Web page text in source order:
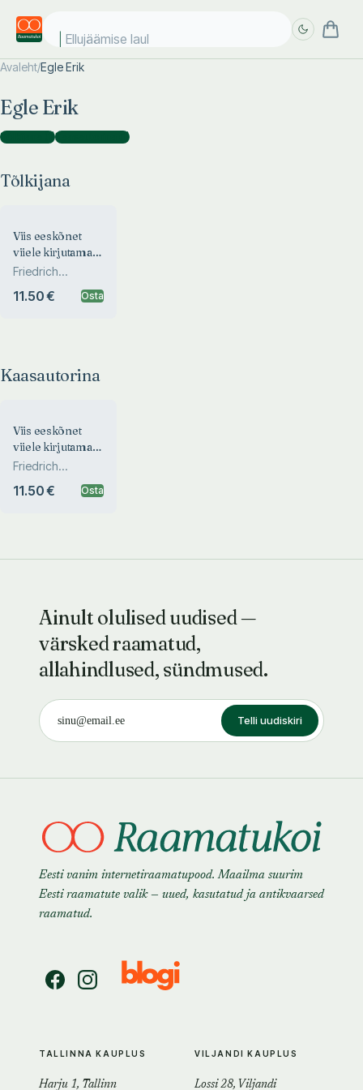
S
Avaleht/Egle Erik
Egle Erik
Tõlkijana )Kaasautorina )
Tõlkijana
Viis eeskõnet
viiele kirjutamata
raamatule
Friedrich
11.50 € Osta
Kaasautorina
Viis eeskõnet
viiele kirjutamata
raamatule
Friedrich
11.50 € Osta
Ainult olulised uudised —
värsked raamatud,
allahindlused, sündmused.
Telli uudiskiri
Eesti vanim internetiraamatupood. Maailma suurim
Eesti raamatute valik — uued, kasutatud ja antikvaarsed
raamatud.
TALLINNA KAUPLUS
Harju 1, Tallinn
VILJANDI KAUPLUS
Lossi 28, Viljandi